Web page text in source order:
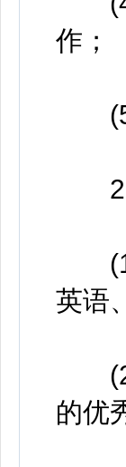
作；
(5)
2.
(1)
英语
(2)
的优